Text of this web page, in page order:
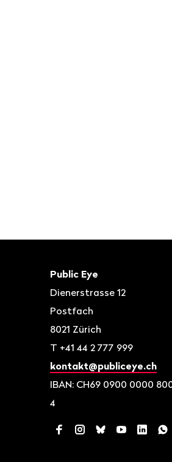
Kontakt
Public Eye
Dienerstrasse 12
Postfach
8021 Zürich
T +41 44 2 777 999
kontakt@publiceye.ch
IBAN: CH69 0900 0000
4
FacebookInstagram
BlueskyYouTubeLinkedIn